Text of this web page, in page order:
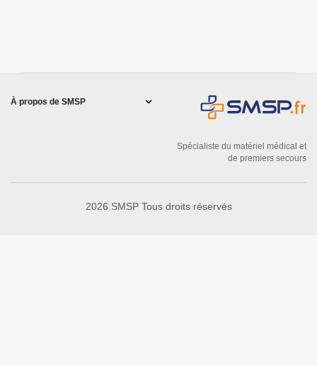
À propos de SMSP
Spécialiste du matériel médical et
de premiers secours
2026 SMSP Tous droits réservés